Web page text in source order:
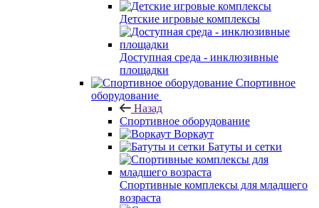
Детские игровые комплексы
Доступная среда - инклюзивные
площадки
Спортивное
оборудование
Назад
Спортивное оборудование
Воркаут
Батуты и сетки
Спортивные комплексы для младшего
возраста